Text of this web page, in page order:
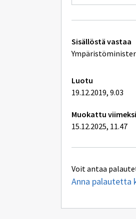
Tekniset
lisätiedot
Sisällöstä vastaa
Luotu
19.12.2019, 9.03
Muokattu viimeksi
15.12.2025, 11.47
Voit antaa
Anna palautetta